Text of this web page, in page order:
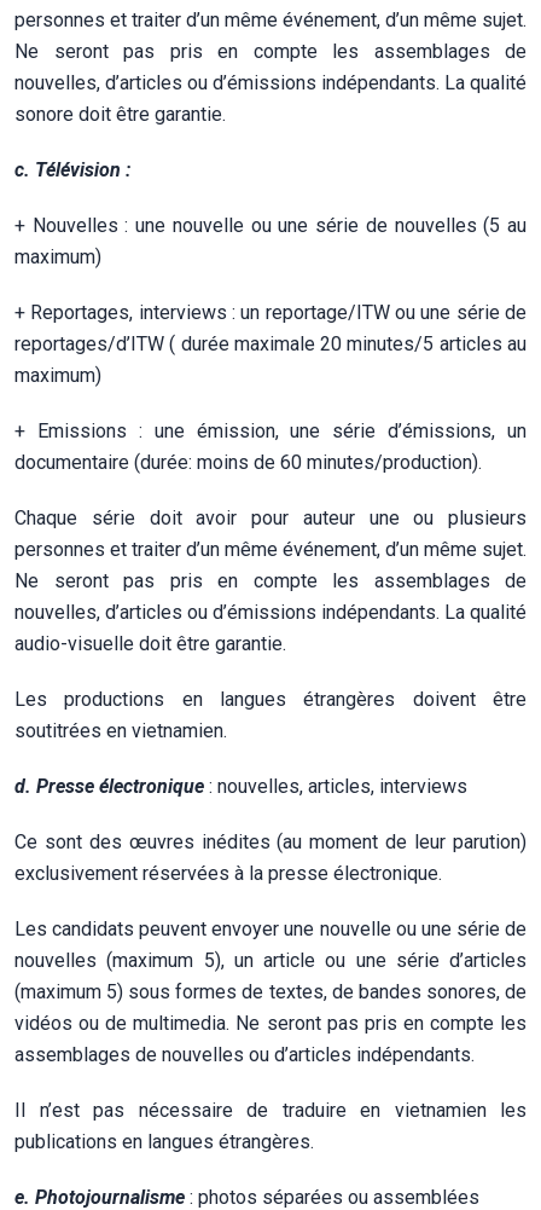
personnes et traiter d’un même événement, d’un même sujet.
Ne seront pas pris en compte les assemblages de
nouvelles, d’articles ou d’émissions indépendants. La qualité
sonore doit être garantie.
c. Télévision :
+ Nouvelles : une nouvelle ou une série de nouvelles (5 au
maximum)
+ Reportages, interviews : un reportage/ITW ou une série de
reportages/d’ITW ( durée maximale 20 minutes/5 articles au
maximum)
+ Emissions : une émission, une série d’émissions, un
documentaire (durée: moins de 60 minutes/production).
Chaque série doit avoir pour auteur une ou plusieurs
personnes et traiter d’un même événement, d’un même sujet.
Ne seront pas pris en compte les assemblages de
nouvelles, d’articles ou d’émissions indépendants. La qualité
audio-visuelle doit être garantie.
Les productions en langues étrangères doivent être
soutitrées en vietnamien.
d. Presse électronique : nouvelles, articles, interviews
Ce sont des œuvres inédites (au moment de leur parution)
exclusivement réservées à la presse électronique.
Les candidats peuvent envoyer une nouvelle ou une série de
nouvelles (maximum 5), un article ou une série d’articles
(maximum 5) sous formes de textes, de bandes sonores, de
vidéos ou de multimedia. Ne seront pas pris en compte les
assemblages de nouvelles ou d’articles indépendants.
Il n’est pas nécessaire de traduire en vietnamien les
publications en langues étrangères.
e. Photojournalisme : photos séparées ou assemblées